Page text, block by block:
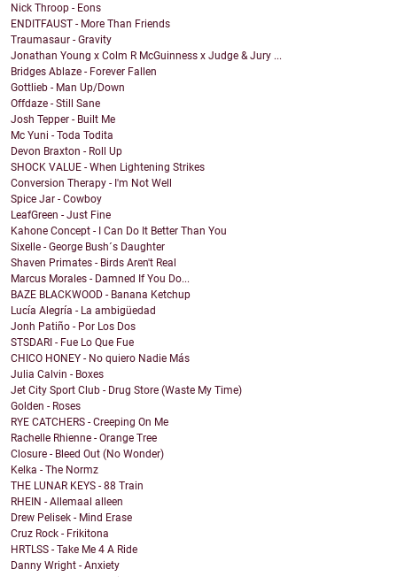
Nick Throop - Eons
ENDITFAUST - More Than Friends
Traumasaur - Gravity
Jonathan Young x Colm R McGuinness x Judge & Jury ...
Bridges Ablaze - Forever Fallen
Gottlieb - Man Up/Down
Offdaze - Still Sane
Josh Tepper - Built Me
Mc Yuni - Toda Todita
Devon Braxton - Roll Up
SHOCK VALUE - When Lightening Strikes
Conversion Therapy - I'm Not Well
Spice Jar - Cowboy
LeafGreen - Just Fine
Kahone Concept - I Can Do It Better Than You
Sixelle - George Bush´s Daughter
Shaven Primates - Birds Aren't Real
Marcus Morales - Damned If You Do...
BAZE BLACKWOOD - Banana Ketchup
Lucía Alegría - La ambigüedad
Jonh Patiño - Por Los Dos
STSDARI - Fue Lo Que Fue
CHICO HONEY - No quiero Nadie Más
Julia Calvin - Boxes
Jet City Sport Club - Drug Store (Waste My Time)
Golden - Roses
RYE CATCHERS - Creeping On Me
Rachelle Rhienne - Orange Tree
Closure - Bleed Out (No Wonder)
Kelka - The Normz
THE LUNAR KEYS - 88 Train
RHEIN - Allemaal alleen
Drew Pelisek - Mind Erase
Cruz Rock - Frikitona
HRTLSS - Take Me 4 A Ride
Danny Wright - Anxiety